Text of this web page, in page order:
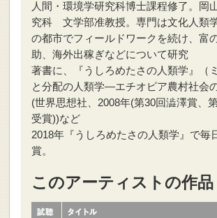
人間・環境学研究科博士課程修了。岡
究科 文学部准教授。専門は文化人類
の都市でフィールドワークを続け、富
助、海外出稼ぎなどについて研究
著書に、『うしろめたさの人類学』（
と分配の人類学―エチオピア農村社会
(世界思想社、2008年(第30回澁澤賞、
受賞))など
2018年『うしろめたさの人類学』で毎
賞。
このアーティストの作品